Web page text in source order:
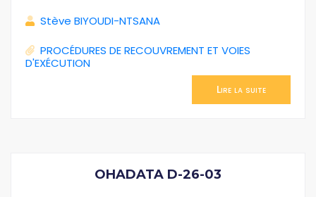
Stève BIYOUDI-NTSANA
PROCÉDURES DE RECOUVREMENT ET VOIES
D'EXÉCUTION
Lire la suite
OHADATA D-26-03